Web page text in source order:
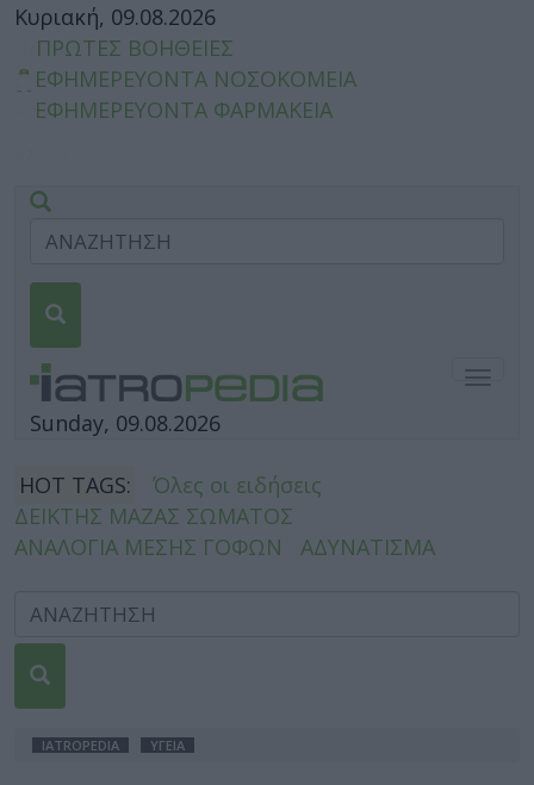
Κυριακή, 09.08.2026
ΠΡΩΤΕΣ ΒΟΗΘΕΙΕΣ
ΕΦΗΜΕΡΕΥΟΝΤΑ ΝΟΣΟΚΟΜΕΙΑ
ΕΦΗΜΕΡΕΥΟΝΤΑ ΦΑΡΜΑΚΕΙΑ
Sunday, 09.08.2026
HOT TAGS:
Όλες οι ειδήσεις
ΔΕΙΚΤΗΣ ΜΑΖΑΣ ΣΩΜΑΤΟΣ
ΑΝΑΛΟΓΙΑ ΜΕΣΗΣ ΓΟΦΩΝ
ΑΔΥΝΑΤΙΣΜΑ
IATROPEDIA ΥΓΕΙΑ